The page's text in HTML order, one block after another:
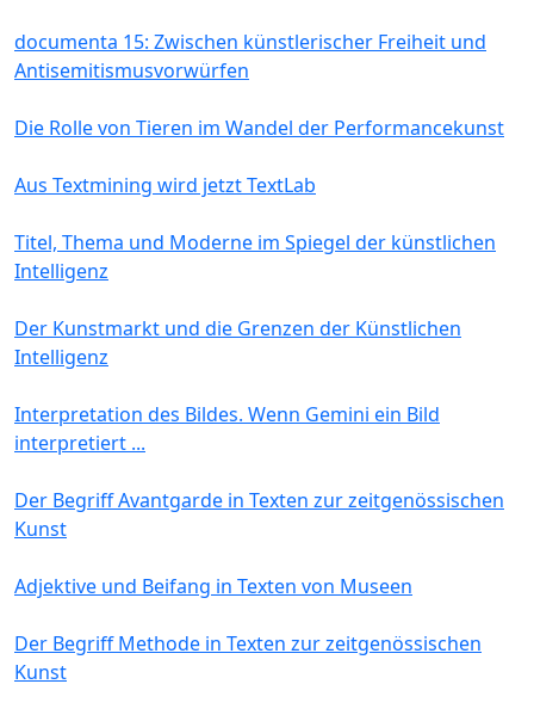
documenta 15: Zwischen künstlerischer Freiheit und
Antisemitismusvorwürfen
Die Rolle von Tieren im Wandel der Performancekunst
Aus Textmining wird jetzt TextLab
Titel, Thema und Moderne im Spiegel der künstlichen
Intelligenz
Der Kunstmarkt und die Grenzen der Künstlichen
Intelligenz
Interpretation des Bildes. Wenn Gemini ein Bild
interpretiert ...
Der Begriff Avantgarde in Texten zur zeitgenössischen
Kunst
Adjektive und Beifang in Texten von Museen
Der Begriff Methode in Texten zur zeitgenössischen
Kunst